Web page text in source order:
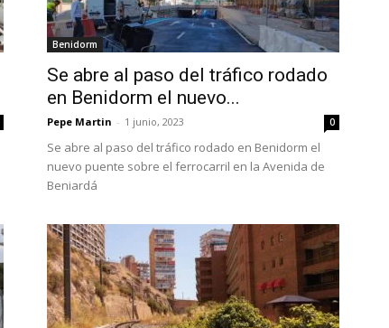
Benidorm
Se abre al paso del tráfico rodado
en Benidorm el nuevo...
Pepe Martin - 1 junio, 2023 0
Se abre al paso del tráfico rodado en Benidorm el
nuevo puente sobre el ferrocarril en la Avenida de
Beniardá